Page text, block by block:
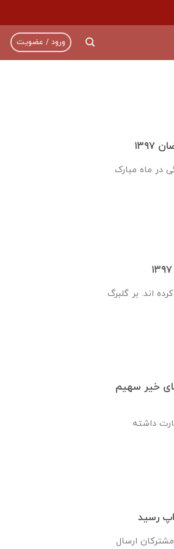
ورود / عضویت
اند. بر گلبرگ
خیر سهیم
داشته
ارسال